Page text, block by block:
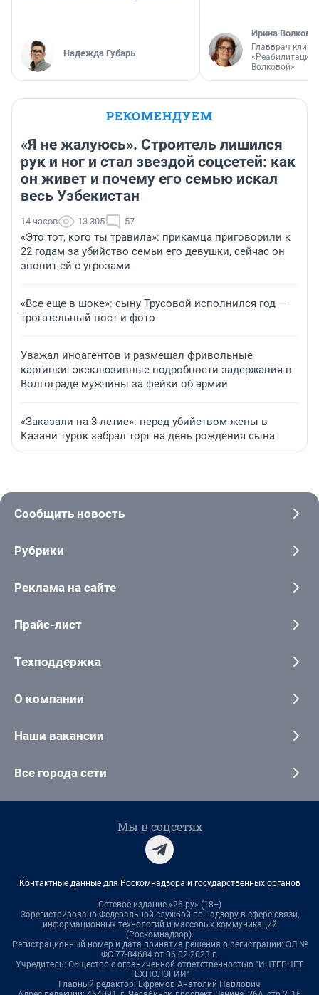
Надежда Губарь
Ирина Волкова
Главврач
«Реабилитация
Волковой»
РЕКОМЕНДУЕМ
«Я не жалуюсь». Строитель лишился
рук и ног и стал звездой соцсетей: как
он живет и почему его семью искал
весь Узбекистан
14 часов 13 305 57
«Это тот, кого ты травила»: прикамца приговорили к
22 годам за убийство семьи его девушки, сейчас он
звонит ей с угрозами
«Все еще в шоке»: сыну Трусовой исполнился год —
трогательный пост и фото
Уважал иноагентов и размещал фривольные
картинки: эксклюзивные подробности задержания в
Волгограде мужчины за фейки об армии
«Заказали на 3-летие»: перед убийством жены в
Казани турок забрал торт на день рождения сына
Сообщить новость
Рубрики
Реклама на сайте
Прайс-лист
Техподдержка
О компании
Наши вакансии
Все города сети
Мы в соцсетях
Контактные данные для Роскомнадзора и государственных органов
Сетевое издание «26.ру» (18+)
Зарегистрировано Федеральной службой по надзору в сфере связи,
информационных технологий и массовых коммуникаций
(Роскомнадзор).
Регистрационный номер и дата принятия решения о регистрации: ЭЛ №
ФС 77-84684 от 06.02.2023 г.
Учредитель: Общество с ограниченной ответственностью "ИНТЕРНЕТ
ТЕХНОЛОГИИ"
Главный редактор: Ефремов Анатолий Павлович